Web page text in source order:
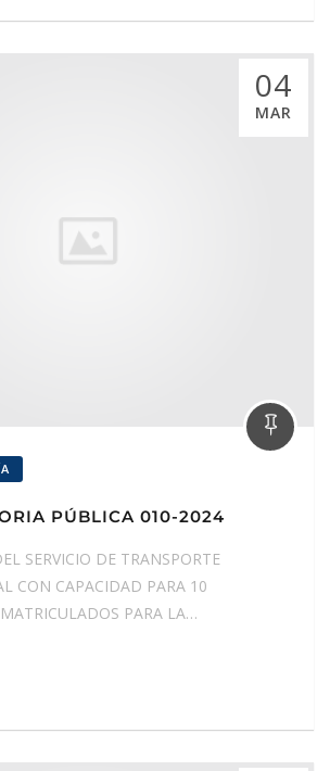
04
MAR
PÚBLICA 010-2024
SERVICIO DE TRANSPORTE
CON CAPACIDAD PARA 10
PARA LA…